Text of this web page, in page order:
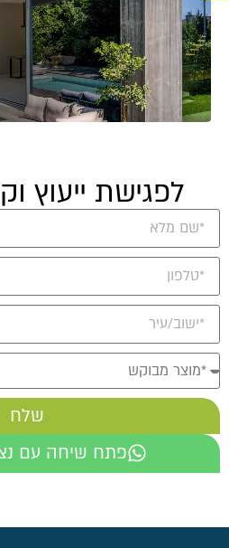
לפגישת ייעוץ
שלח
פתח שיחה עם